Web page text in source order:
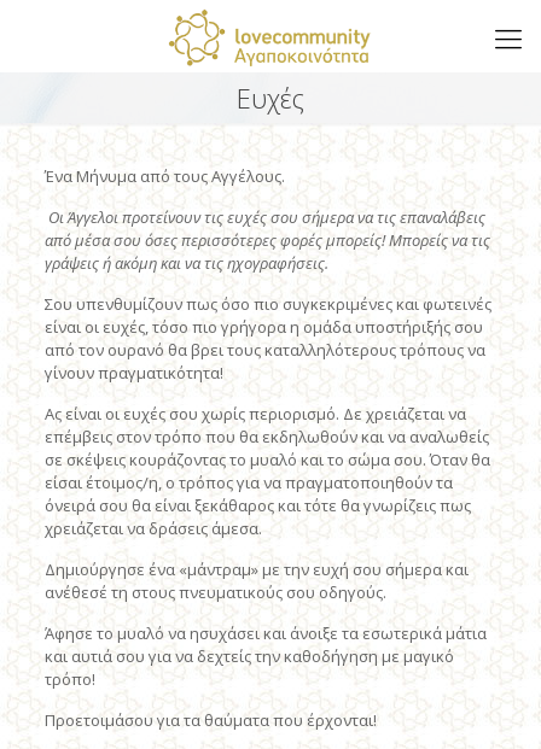
Ευχές
Ένα Μήνυμα από τους Αγγέλους.
Οι Άγγελοι προτείνουν τις ευχές σου σήμερα να τις επαναλάβεις
από μέσα σου όσες περισσότερες φορές μπορείς! Μπορείς να τις
γράψεις ή ακόμη και να τις ηχογραφήσεις.
Σου υπενθυμίζουν πως όσο πιο συγκεκριμένες και φωτεινές
είναι οι ευχές, τόσο πιο γρήγορα η ομάδα υποστήριξής σου
από τον ουρανό θα βρει τους καταλληλότερους τρόπους να
γίνουν πραγματικότητα!
Ας είναι οι ευχές σου χωρίς περιορισμό. Δε χρειάζεται να
επέμβεις στον τρόπο που θα εκδηλωθούν και να αναλωθείς
σε σκέψεις κουράζοντας το μυαλό και το σώμα σου. Όταν θα
είσαι έτοιμος/η, ο τρόπος για να πραγματοποιηθούν τα
όνειρά σου θα είναι ξεκάθαρος και τότε θα γνωρίζεις πως
χρειάζεται να δράσεις άμεσα.
Δημιούργησε ένα «μάντραμ» με την ευχή σου σήμερα και
ανέθεσέ τη στους πνευματικούς σου οδηγούς.
Άφησε το μυαλό να ησυχάσει και άνοιξε τα εσωτερικά μάτια
και αυτιά σου για να δεχτείς την καθοδήγηση με μαγικό
τρόπο!
Προετοιμάσου για τα θαύματα που έρχονται!